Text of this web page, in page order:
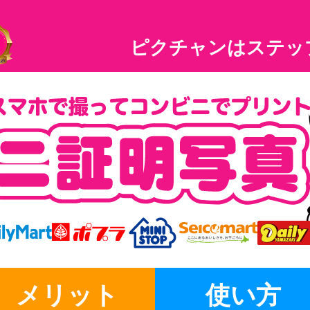
ピクチャンはステ
メリット 使い方